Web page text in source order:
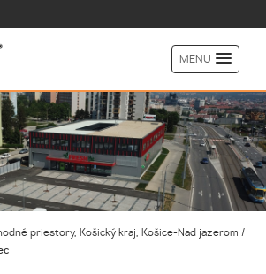
MENU
priestory, Košický kraj, Košice-Nad jazerom /